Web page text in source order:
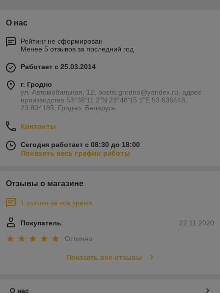
О нас
Рейтинг не сформирован
Менее 5 отзывов за последний год
Работает с 25.03.2014
г. Гродно
ул. Автомобильная, 12, bostis.grodno@yandex.ru, адрес
производства 53°38'11.2"N 23°48'15.1"E 53.636448,
23.804185, Гродно, Беларусь
Контакты
Сегодня работает с 08:30 до 18:00
Показать весь график работы
Отзывы о магазине
1 отзыва за всё время
22.11.2020
Покупатель
Отлично
Показать все отзывы
О нас